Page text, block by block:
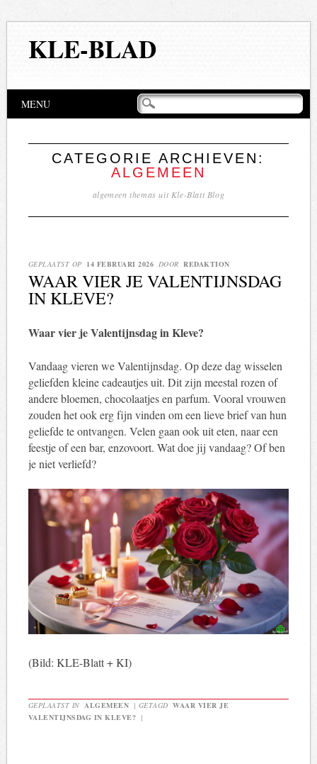
KLE-BLAD
Hoofdmenu
springen
MENU
CATEGORIE ARCHIEVEN:
ALGEMEEN
algemeen themas uit Kle-Blatt Blog
GEPLAATST OP 14 FEBRUARI 2026 DOOR REDAKTION
WAAR VIER JE VALENTIJNSDAG
IN KLEVE?
Waar vier je Valentijnsdag in Kleve?
Vandaag vieren we Valentijnsdag. Op deze dag wisselen
geliefden kleine cadeautjes uit. Dit zijn meestal rozen of
andere bloemen, chocolaatjes en parfum. Vooral vrouwen
zouden het ook erg fijn vinden om een ​​lieve brief van hun
geliefde te ontvangen. Velen gaan ook uit eten, naar een
feestje of een bar, enzovoort. Wat doe jij vandaag? Of ben
je niet verliefd?
(Bild: KLE-Blatt + KI)
GEPLAATST IN ALGEMEEN | GETAGD WAAR VIER JE
VALENTIJNSDAG IN KLEVE? |